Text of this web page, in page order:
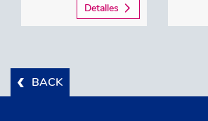
Detalles
BACK